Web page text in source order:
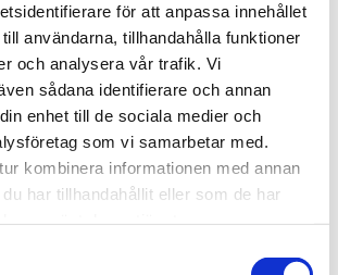
för att anpassa innehållet
användarna, tillhandahålla funktioner
och analysera vår trafik. Vi
sådana identifierare och annan
enhet till de sociala medier och
som vi samarbetar med.
kombinera informationen med annan
har tillhandahållit eller som de har
Evenemang | Nyheter
EHYT med på EDUCA 23-24.1.2026 –
Välkommen och diskutera och
inspireras!
05.11.2025